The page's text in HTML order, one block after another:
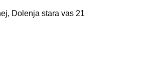
Dolenja stara vas 21